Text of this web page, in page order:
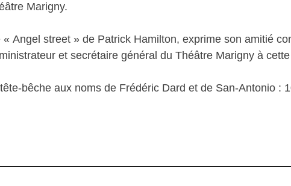
Marigny.
Angel street » de Patrick Hamilton, exprime son amitié
et secrétaire général du Théâtre Marigny à
bêche aux noms de Frédéric Dard et de San-Antonio :